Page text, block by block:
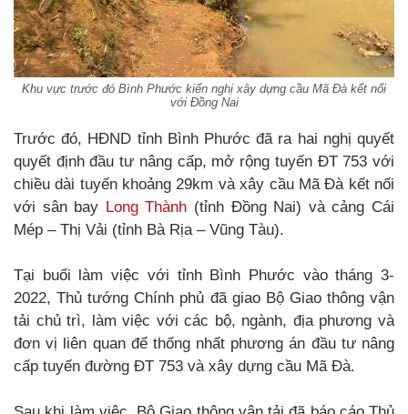
Khu vực trước đó Bình Phước kiến nghị xây dựng cầu Mã Đà kết nối
với Đồng Nai
Trước đó, HĐND tỉnh Bình Phước đã ra hai nghị quyết
quyết định đầu tư nâng cấp, mở rộng tuyến ĐT 753 với
chiều dài tuyến khoảng 29km và xây cầu Mã Đà kết nối
với sân bay Long Thành (tỉnh Đồng Nai) và cảng Cái
Mép – Thị Vải (tỉnh Bà Rịa – Vũng Tàu).
Tại buổi làm việc với tỉnh Bình Phước vào tháng 3-
2022, Thủ tướng Chính phủ đã giao Bộ Giao thông vận
tải chủ trì, làm việc với các bộ, ngành, địa phương và
đơn vị liên quan để thống nhất phương án đầu tư nâng
cấp tuyến đường ĐT 753 và xây dựng cầu Mã Đà.